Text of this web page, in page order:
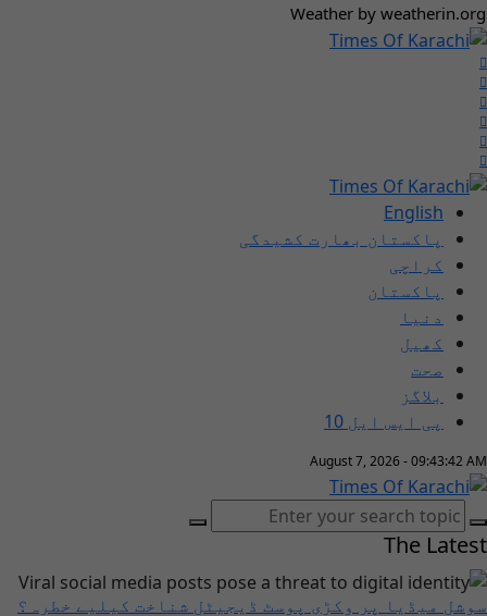
Weather by weatherin.org
English
پاکستان بھارت کشیدگی
کراچی
پاکستان
دنیا
کھیل
صحت
بلاگز
پی ایس ایل 10
August 7, 2026 - 09:43:43 AM
The Latest
سوشل میڈیا پر وکڑی پوسٹ ڈیجیٹل شناخت کیلیے خطرہ؟